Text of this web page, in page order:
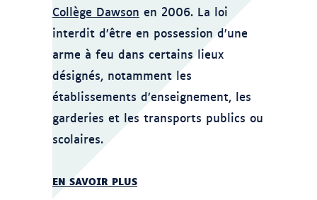
Collège Dawson en 2006. La loi
interdit d’être en possession d’une
arme à feu dans certains lieux
désignés, notamment les
établissements d’enseignement, les
garderies et les transports publics ou
scolaires.
EN SAVOIR PLUS